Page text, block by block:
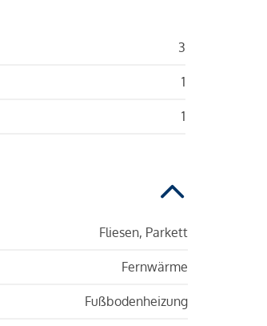
3
1
1
Fliesen, Parkett
Fernwärme
Fußbodenheizung